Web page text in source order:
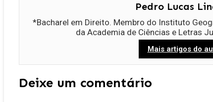
Pedro Lucas
*Bacharel em Direito. Membro do Instituto
da Academia de Ciências e Letras
Mais artigos do
Deixe um comentário